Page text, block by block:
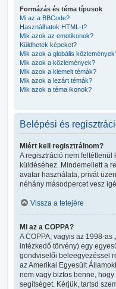
Formázás és téma típusok
Mi az a BBCode?
Használhatok HTML-t?
Mik azok az emotikonok?
Küldhetek képeket?
Mik azok a globális
Mik azok a közlemények?
Mik azok a kiemelt témák?
Mik azok a lezárt témák?
Mik azok a téma ikonok?
Belépési és
Miért kell regisztrálnom?
A regisztráció nem
küldéséhez. Mindemellett a
avatar használata, privát
néhány másodpercet vesz
Vissza a tetejére
Mi az a COPPA?
A COPPA, vagyis az 1998-
intézkedő törvény) egy
gondviselői beleegyezéssel
az Amerikai Egyesült
nem vagy biztos benne,
segítséget. Kérjük, tartsd